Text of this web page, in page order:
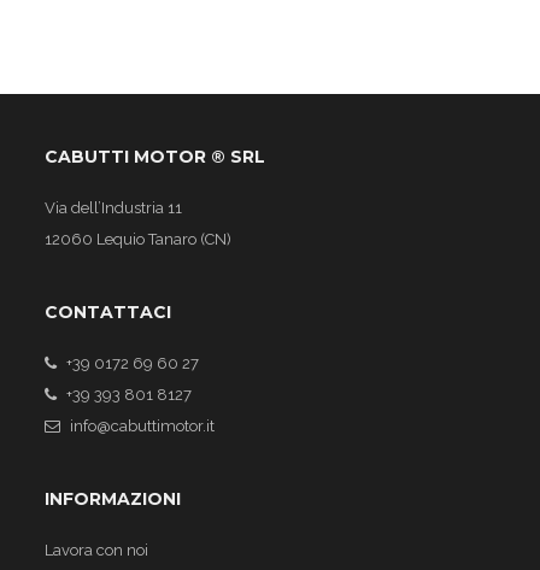
CABUTTI MOTOR ® SRL
Via dell’Industria 11
12060 Lequio Tanaro (CN)
CONTATTACI
+39 0172 69 60 27
+39 393 801 8127
info@cabuttimotor.it
INFORMAZIONI
Lavora con noi